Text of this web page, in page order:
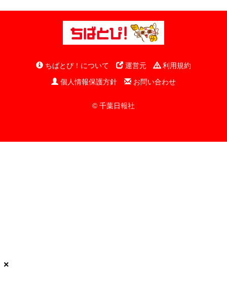
ちばとぴ！について 運営元
利用規約
個人情報保護方針
お問い合わせ
© 千葉日報社
×